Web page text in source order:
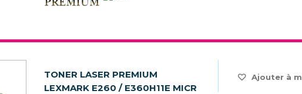
TONER LASER PREMIUM
LEXMARK E260 / E360H11E MICR
Ajouter à